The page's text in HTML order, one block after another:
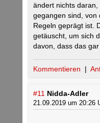
ändert nichts
gegangen sind, von
Regeln geprägt ist.
getäuscht, um sich
davon, dass das gar
Kommentieren |
#11 Nidda-Adler
21.09.2019 um 20:26